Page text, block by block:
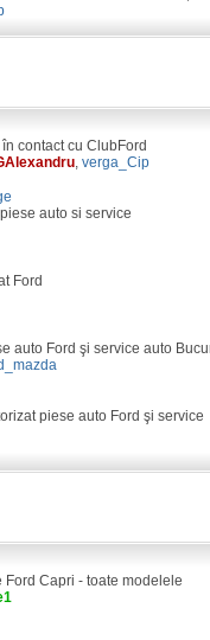
contact cu ClubFord
, verga_Cip
auto si service
Ford
auto Ford şi service auto
piese auto Ford şi service
Ford Capri - toate modelele